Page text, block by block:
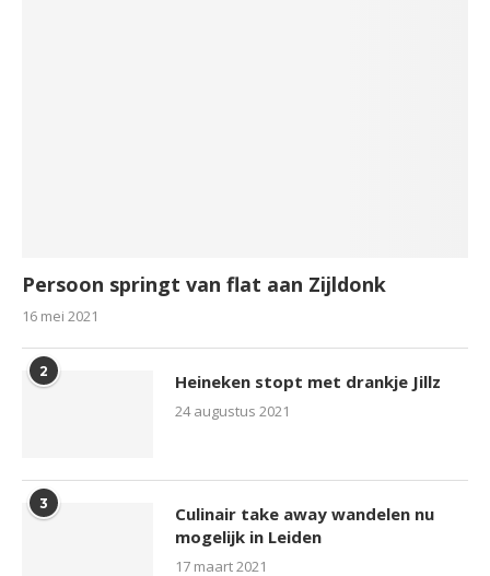
Persoon springt van flat aan Zijldonk
16 mei 2021
2 Heineken stopt met drankje Jillz
24 augustus 2021
3
Culinair take away wandelen nu
mogelijk in Leiden
17 maart 2021